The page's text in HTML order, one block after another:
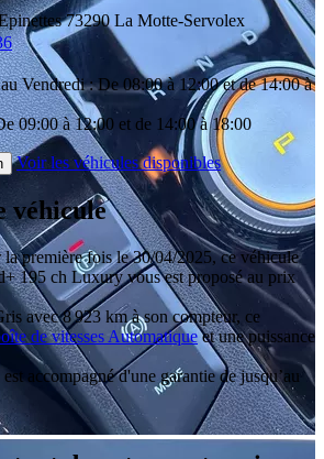
73290 La Motte-Servolex
Vendredi : De 08:00 à 12:00 et de 14:00 à
09:00 à 12:00 et de 14:00 à 18:00
Voir les véhicules disponibles
véhicule
première fois le 30/04/2025, ce véhicule
195 ch Luxury vous est proposé au prix
avec 8 923 km à son compteur, ce
de vitesses Automatiqueet une puissance
accompagné d'une garantie de jusqu’au